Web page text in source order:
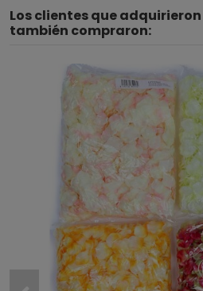
Los clientes que
también compraron: